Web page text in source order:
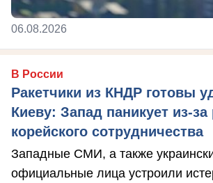
06.08.2026
В России
Ракетчики из КНДР готовы
Киеву: Запад паникует из-за
корейского сотрудничества
Западные СМИ, а также
официальные лица устроили